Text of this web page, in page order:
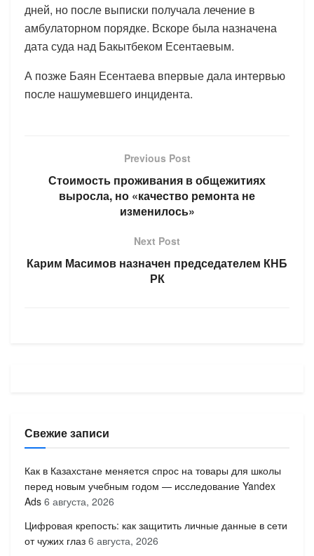
дней, но после выписки получала лечение в
амбулаторном порядке. Вскоре была назначена
дата суда над Бакытбеком Есентаевым.
А позже Баян Есентаева впервые дала интервью
после нашумевшего инцидента.
Previous Post
Стоимость проживания в общежитиях
выросла, но «качество ремонта не
изменилось»
Next Post
Карим Масимов назначен председателем КНБ
РК
Свежие записи
Как в Казахстане меняется спрос на товары для школы
перед новым учебным годом — исследование Yandex
Ads 6 августа, 2026
Цифровая крепость: как защитить личные данные в сети
от чужих глаз 6 августа, 2026